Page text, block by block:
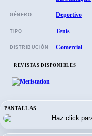
PANTALLAS
GÉNERO Deportivo
TIPO Tenis
DISTRIBUCIÓN Comercial
REVISTAS DISPONIBLES